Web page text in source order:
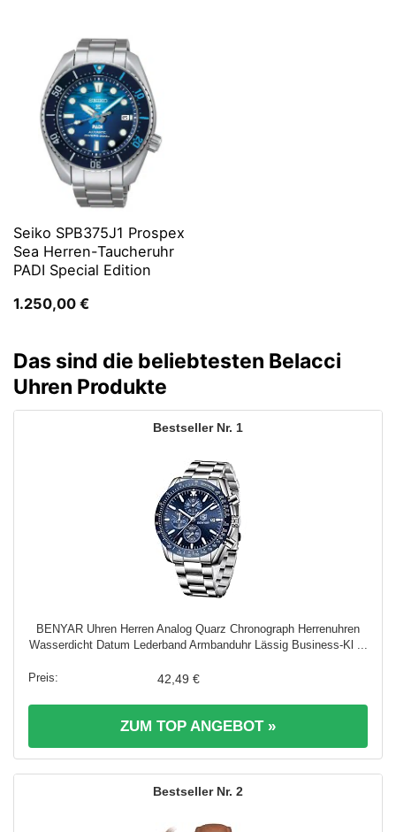
Seiko SPB375J1 Prospex
Sea Herren-Taucheruhr
PADI Special Edition
1.250,00 €
Das sind die beliebtesten Belacci
Uhren Produkte
1
BENYAR Uhren Herren Analog Quarz Chronograph Herrenuhren
Wasserdicht Datum Lederband Armbanduhr Lässig Business-Kl ...
42,49 €
ZUM TOP ANGEBOT »
2